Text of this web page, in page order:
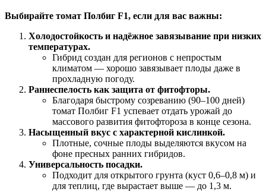
Выбирайте томат Полбиг F1, если для вас важны:
Холодостойкость и надёжное завязывание при низких
температурах.
Гибрид создан для регионов с непростым
климатом — хорошо завязывает плоды даже в
прохладную погоду.
Раннеспелость как защита от фитофторы.
Благодаря быстрому созреванию (90–100 дней)
томат Полбиг F1 успевает отдать урожай до
массового развития фитофтороза в конце сезона.
Насыщенный вкус с характерной кислинкой.
Плотные, сочные плоды выделяются вкусом на
фоне пресных ранних гибридов.
Универсальность посадки.
Подходит для открытого грунта (куст 0,6–0,8 м) и
для теплиц, где вырастает выше — до 1,3 м.